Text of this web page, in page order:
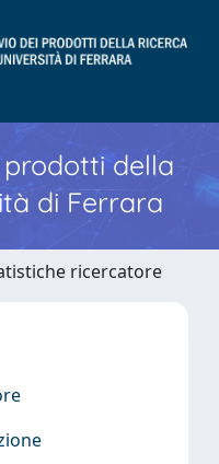
della
di Ferrara
ricercatore